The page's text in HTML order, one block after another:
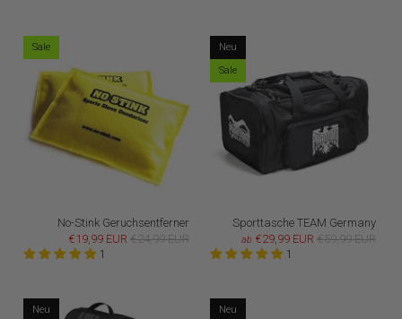
Sale
No-Stink Geruchsentferner
€19,99 EUR €24,99 EUR
1
Neu
Sale
Sporttasche TEAM Germany
ab €29,99 EUR €59,99 EUR
1
Neu Neu